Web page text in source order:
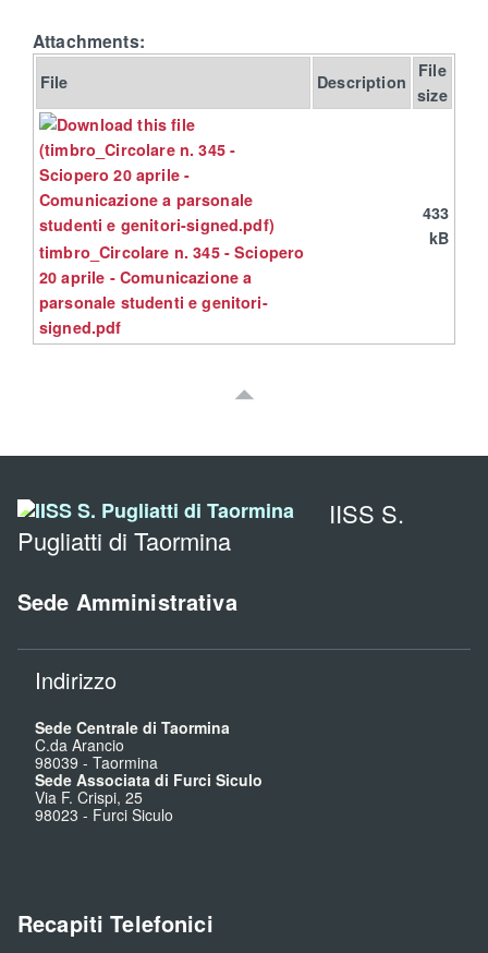
Attachments:
File Description
File
size
timbro_Circolare n. 345 - Sciopero
20 aprile - Comunicazione a
parsonale studenti e genitori-
signed.pdf
433
kB
IISS S.
Pugliatti di Taormina
Sede Amministrativa
Indirizzo
Sede Centrale di Taormina
C.da Arancio
98039 - Taormina
Sede Associata di Furci Siculo
Via F. Crispi, 25
98023 - Furci Siculo
Recapiti Telefonici